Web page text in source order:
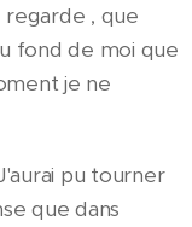
, que
fond de moi que
je ne
pu tourner
que dans